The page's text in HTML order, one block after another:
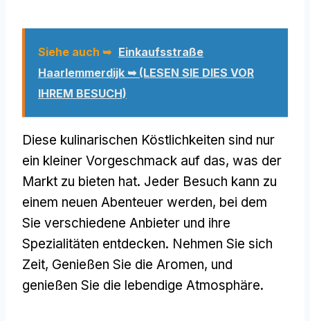
Siehe auch ➥ Einkaufsstraße
Haarlemmerdijk ➥ (LESEN SIE DIES VOR
IHREM BESUCH)
Diese kulinarischen Köstlichkeiten sind nur
ein kleiner Vorgeschmack auf das, was der
Markt zu bieten hat. Jeder Besuch kann zu
einem neuen Abenteuer werden, bei dem
Sie verschiedene Anbieter und ihre
Spezialitäten entdecken. Nehmen Sie sich
Zeit, Genießen Sie die Aromen, und
genießen Sie die lebendige Atmosphäre.